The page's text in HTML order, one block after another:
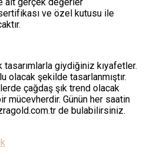
ve özel kutusu ile
giydiğiniz kıyafetler.
olacak şekilde tasarlanmıştır.
çağdaş şık trend olacak
Günün her saatin
de bulabilirsiniz.